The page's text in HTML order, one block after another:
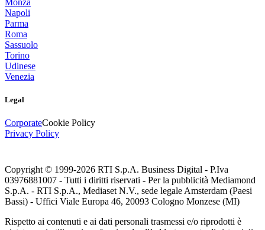
Napoli
Parma
Roma
Sassuolo
Torino
Udinese
Venezia
Legal
CorporateCookie Policy
Privacy Policy
Copyright © 1999-2026 RTI S.p.A. Business Digital - P.Iva
03976881007 - Tutti i diritti riservati - Per la pubblicità Mediamond
S.p.A. - RTI S.p.A., Mediaset N.V., sede legale Amsterdam (Paesi
Bassi) - Uffici Viale Europa 46, 20093 Cologno Monzese (MI)
Rispetto ai contenuti e ai dati personali trasmessi e/o riprodotti è